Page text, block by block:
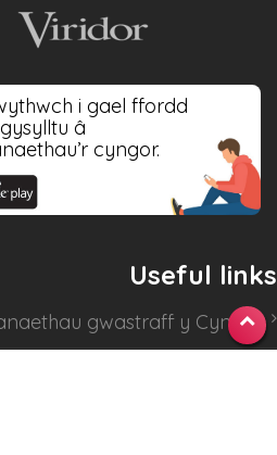
i gael ffordd
â
cyngor.
Useful links
gwastraff y Cyngor.